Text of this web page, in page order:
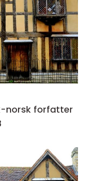
norsk forfatter